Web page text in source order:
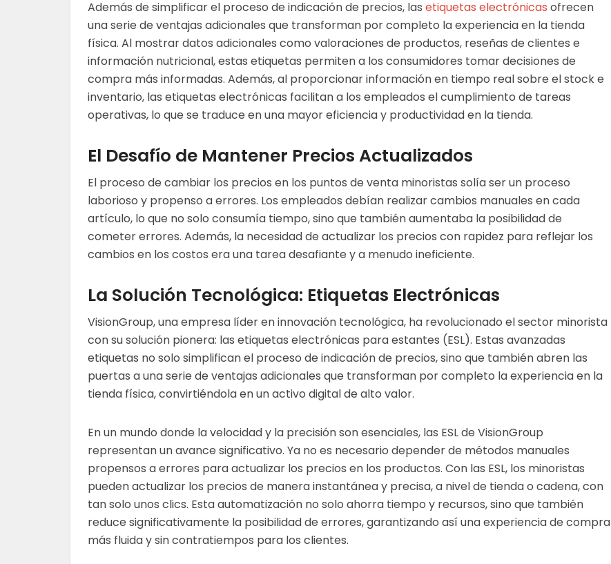
Además de simplificar el proceso de indicación de precios, las etiquetas electrónicas ofrecen
una serie de ventajas adicionales que transforman por completo la experiencia en la tienda
física. Al mostrar datos adicionales como valoraciones de productos, reseñas de clientes e
información nutricional, estas etiquetas permiten a los consumidores tomar decisiones de
compra más informadas. Además, al proporcionar información en tiempo real sobre el stock e
inventario, las etiquetas electrónicas facilitan a los empleados el cumplimiento de tareas
operativas, lo que se traduce en una mayor eficiencia y productividad en la tienda.
El Desafío de Mantener Precios Actualizados
El proceso de cambiar los precios en los puntos de venta minoristas solía ser un proceso
laborioso y propenso a errores. Los empleados debían realizar cambios manuales en cada
artículo, lo que no solo consumía tiempo, sino que también aumentaba la posibilidad de
cometer errores. Además, la necesidad de actualizar los precios con rapidez para reflejar los
cambios en los costos era una tarea desafiante y a menudo ineficiente.
La Solución Tecnológica: Etiquetas Electrónicas
VisionGroup, una empresa líder en innovación tecnológica, ha revolucionado el sector minorista
con su solución pionera: las etiquetas electrónicas para estantes (ESL). Estas avanzadas
etiquetas no solo simplifican el proceso de indicación de precios, sino que también abren las
puertas a una serie de ventajas adicionales que transforman por completo la experiencia en la
tienda física, convirtiéndola en un activo digital de alto valor.
En un mundo donde la velocidad y la precisión son esenciales, las ESL de VisionGroup
representan un avance significativo. Ya no es necesario depender de métodos manuales
propensos a errores para actualizar los precios en los productos. Con las ESL, los minoristas
pueden actualizar los precios de manera instantánea y precisa, a nivel de tienda o cadena, con
tan solo unos clics. Esta automatización no solo ahorra tiempo y recursos, sino que también
reduce significativamente la posibilidad de errores, garantizando así una experiencia de compra
más fluida y sin contratiempos para los clientes.